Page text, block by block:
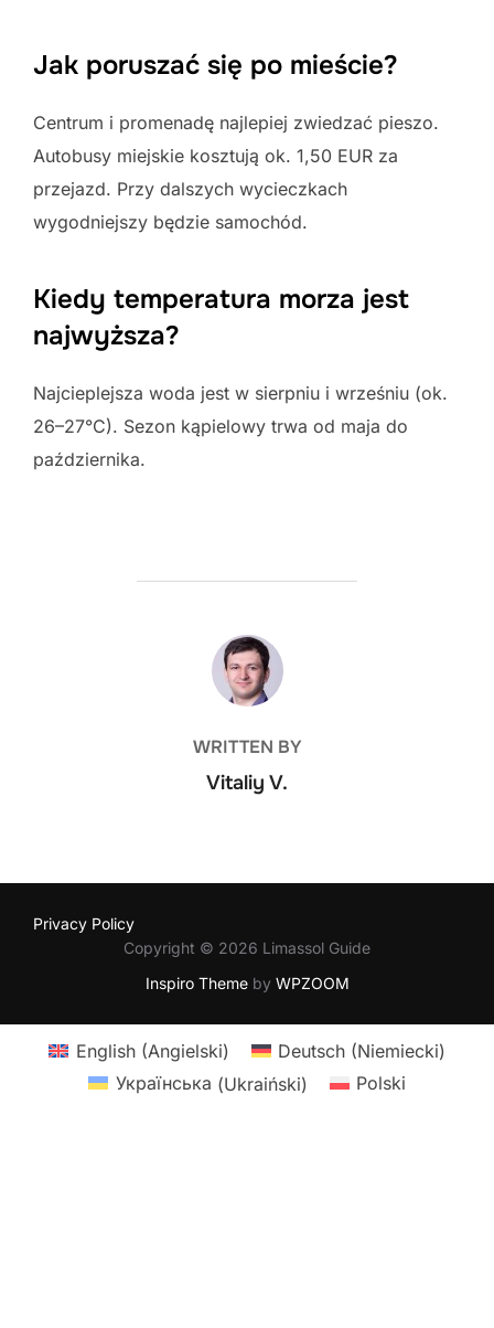
Jak poruszać się po mieście?
Centrum i promenadę najlepiej zwiedzać pieszo.
Autobusy miejskie kosztują ok. 1,50 EUR za
przejazd. Przy dalszych wycieczkach
wygodniejszy będzie samochód.
Kiedy temperatura morza jest
najwyższa?
Najcieplejsza woda jest w sierpniu i wrześniu (ok.
26–27°C). Sezon kąpielowy trwa od maja do
października.
POST AUTHOR
WRITTEN BY
Vitaliy V.
Privacy Policy
Copyright © 2026 Limassol Guide
Inspiro Themeby WPZOOM
English(Angielski) Deutsch(Niemiecki)
Українська (Ukraiński) Polski